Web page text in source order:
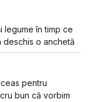
legume în timp ce
deschis o anchetă
pentru
bun că vorbim